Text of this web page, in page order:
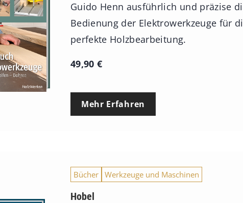
Guido Henn ausführlich und präzise
Bedienung der Elektrowerkzeuge für
perfekte Holzbearbeitung.
49,90 €
Mehr Erfahren
Bücher Werkzeuge und Maschinen
Hobel